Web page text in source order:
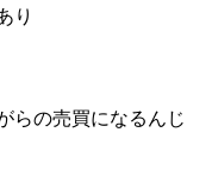
り
らの売買になるんじ